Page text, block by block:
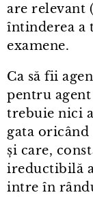
are relevant
întinderea a
examene.
Ca să fii
pentru
trebuie nici
gata oricând
și care,
ireductibilă
intre în